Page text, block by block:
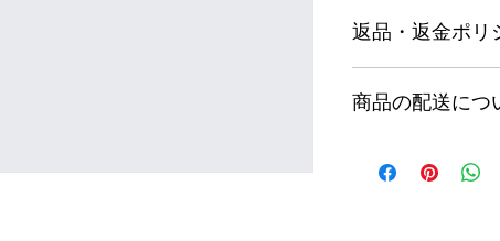
明に加え、商品の特
返品・返金ポリ
満足しなかった場合
だけます。
商品の配送につ
する情報を入力して